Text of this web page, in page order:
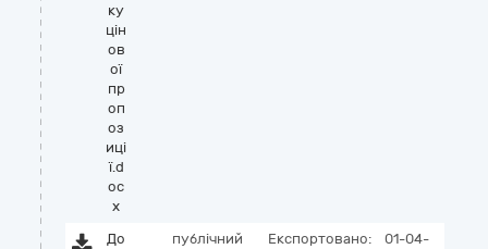
ку
цін
ов
ої
пр
оп
оз
иці
ї.d
oc
x
До
публічний Експортовано:
01-04-